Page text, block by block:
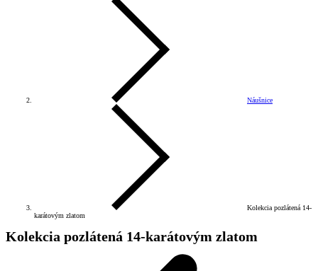
Náušnice
Kolekcia pozlátená 14-
karátovým zlatom
Kolekcia pozlátená 14-karátovým zlatom